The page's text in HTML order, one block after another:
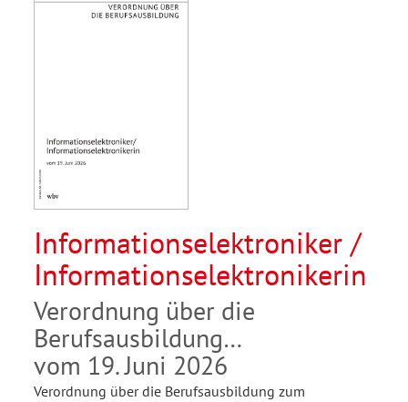
Informationselektroniker /
Informationselektronikerin
Verordnung über die
Berufsausbildung
vom 19. Juni 2026
Verordnung über die Berufsausbildung zum